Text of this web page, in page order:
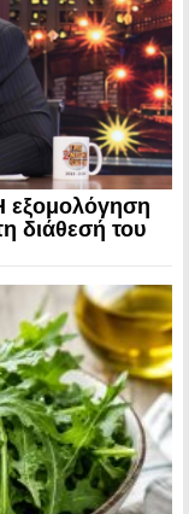
εξομολόγηση
διάθεσή του